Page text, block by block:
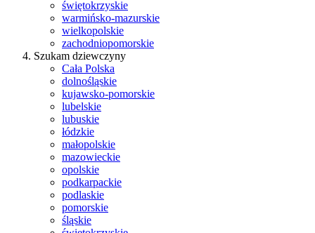
świętokrzyskie
warmińsko-mazurskie
wielkopolskie
zachodniopomorskie
Szukam dziewczyny
Cała Polska
dolnośląskie
kujawsko-pomorskie
lubelskie
lubuskie
łódzkie
małopolskie
mazowieckie
opolskie
podkarpackie
podlaskie
pomorskie
śląskie